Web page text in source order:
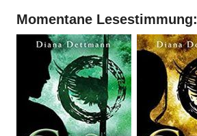
Momentane Lesestimmung: